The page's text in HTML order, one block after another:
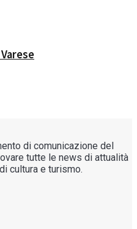
di comunicazione del
tutte le news di attualità
cultura e turismo.